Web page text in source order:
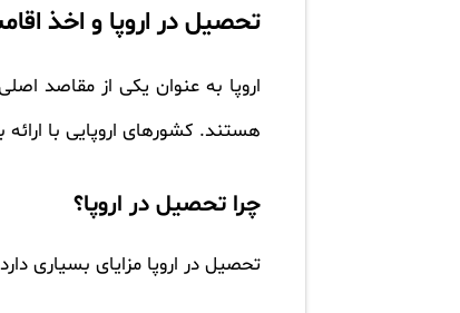
تحصیل در اروپا و اخذ
اروپا به عنوان یکی از مقاصد
هستند. کشورهای اروپایی با
چرا تحصیل در اروپا؟
تحصیل در اروپا مزایای بسیاری